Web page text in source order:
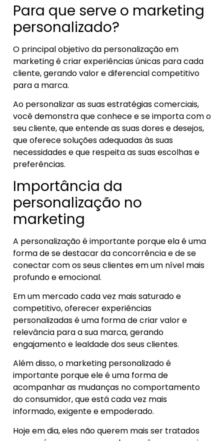
Para que serve o marketing
personalizado?
O principal objetivo da personalização em
marketing é criar experiências únicas para cada
cliente, gerando valor e diferencial competitivo
para a marca.
Ao personalizar as suas estratégias comerciais,
você demonstra que conhece e se importa com o
seu cliente, que entende as suas dores e desejos,
que oferece soluções adequadas às suas
necessidades e que respeita as suas escolhas e
preferências.
Importância da
personalização no
marketing
A personalização é importante porque ela é uma
forma de se destacar da concorrência e de se
conectar com os seus clientes em um nível mais
profundo e emocional.
Em um mercado cada vez mais saturado e
competitivo, oferecer experiências
personalizadas é uma forma de criar valor e
relevância para a sua marca, gerando
engajamento e lealdade dos seus clientes.
Além disso, o marketing personalizado é
importante porque ele é uma forma de
acompanhar as mudanças no comportamento
do consumidor, que está cada vez mais
informado, exigente e empoderado.
Hoje em dia, eles não querem mais ser tratados